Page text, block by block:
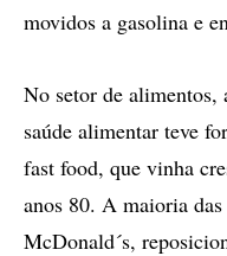
movidos a gasolina e
No setor de alimentos,
saúde alimentar teve
fast food, que vinha
anos 80. A maioria
McDonald´s,